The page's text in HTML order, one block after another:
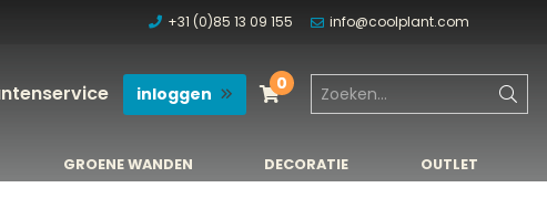
+31 (0)85 13 09 155 info@coolplant.com
inloggen 0
GROENE WANDEN DECORATIE OUTLET
GROENE WANDEN DECORATIE OUTLET